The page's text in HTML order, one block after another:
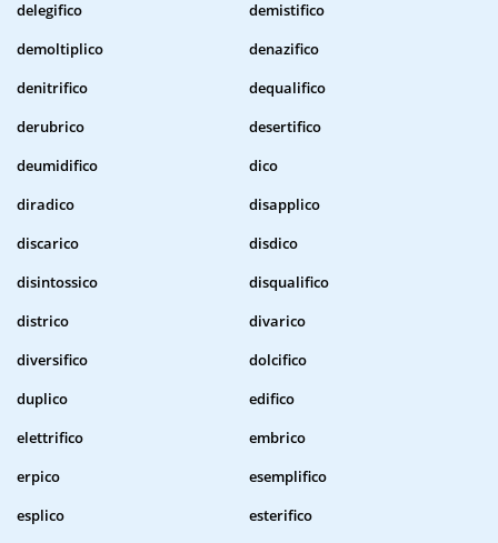
delegifico
demistifico
demoltiplico
denazifico
denitrifico
dequalifico
derubrico
desertifico
deumidifico
dico
diradico
disapplico
discarico
disdico
disintossico
disqualifico
districo
divarico
diversifico
dolcifico
duplico
edifico
elettrifico
embrico
erpico
esemplifico
esplico
esterifico